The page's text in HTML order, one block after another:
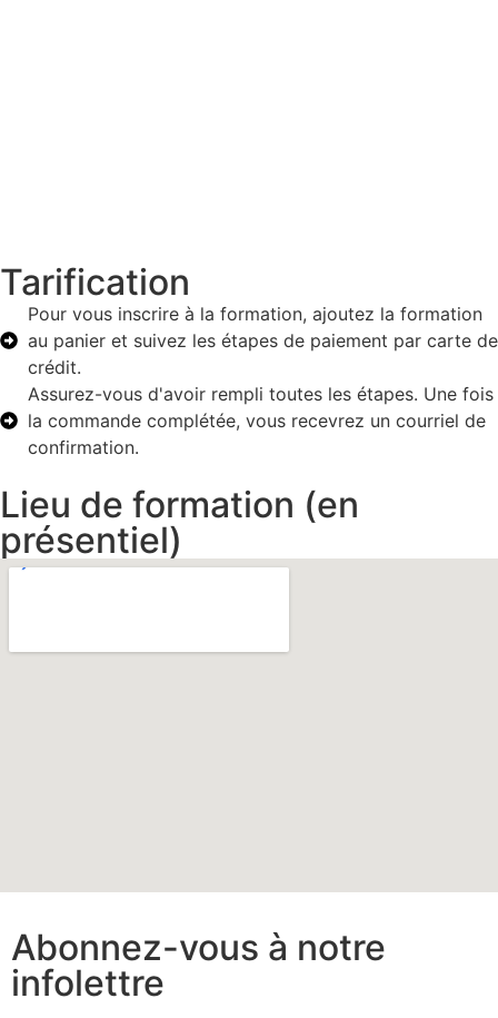
Tarification
Pour vous inscrire à la formation, ajoutez la formation
au panier et suivez les étapes de paiement par carte de
crédit.
Assurez-vous d'avoir rempli toutes les étapes. Une fois
la commande complétée, vous recevrez un courriel de
confirmation.
Lieu de formation (en
présentiel)
Abonnez-vous à notre
infolettre